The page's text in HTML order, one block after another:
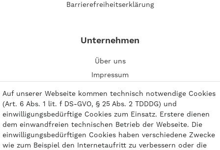
Barrierefreiheitserklärung
Unternehmen
Über uns
Impressum
Kontakt
Zahlungsarten
Auf unserer Webseite kommen technisch notwendige Cookies
(Art. 6 Abs. 1 lit. f DS-GVO, § 25 Abs. 2 TDDDG) und
einwilligungsbedürftige Cookies zum Einsatz. Erstere dienen
dem einwandfreien technischen Betrieb der Webseite. Die
einwilligungsbedürftigen Cookies haben verschiedene Zwecke
wie zum Beispiel den Internetaufritt zu verbessern oder die